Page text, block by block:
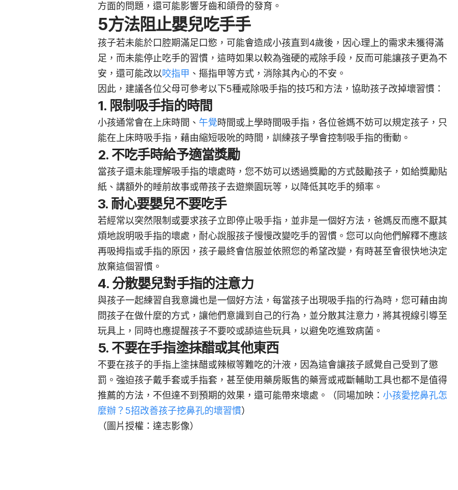
方面的問題，還可能影響牙齒和頜骨的發育。
5方法阻止嬰兒吃手手
孩子若未能於口腔期滿足口慾，可能會造成小孩直到4歲後，因心理上的需求未獲得滿
足，而未能停止吃手的習慣，這時如果以較為強硬的戒除手段， 反而可能讓孩子更為不
安，還可能改以咬指甲 、摳指甲等方式，消除其內心的不安。
因此，建議各位父母可參考以下5種戒除吸手指的技巧和方法，協助孩子改掉壞習慣：
1. 限制吸手指的時間
小孩通常會在上床時間、 午覺時間或上學時間吸手指，各位爸媽不妨可以規定孩子，只
能在上床時吸手指，藉由縮短吸吮的時間，訓練孩子學會控制吸手指的衝動。
2. 不吃手時給予適當獎勵
當孩子還未能理解吸手指的壞處時，您不妨可以透過獎勵的方式鼓勵孩子，如給獎勵貼
紙、講額外的睡前故事或帶孩子去遊樂園玩等，以降低其吃手的頻率。
3. 耐心要嬰兒不要吃手
若經常以突然限制或要求孩子立即停止吸手指，並非是一個好方法，爸媽反而應不厭其
煩地說明吸手指的壞處，耐心說服孩子慢慢改變吃手的習慣。 您可以向他們解釋不應該
再吸拇指或手指的原因，孩子最終會信服並依照您的希望改變，有時甚至會很快地決定
放棄這個習慣。
4. 分散嬰兒對手指的注意力
與孩子一起練習自我意識也是一個好方法，每當孩子出現吸手指的行為時，您可藉由詢
問孩子在做什麼的方式，讓他們意識到自己的行為，並分散其注意力，將其視線引導至
玩具上，同時也應提醒孩子不要咬或舔這些玩具，以避免吃進致病菌 。
5. 不要在手指塗抹醋或其他東西
不要在孩子的手指上塗抹醋或辣椒等難吃的汁液，因為這會讓孩子感覺自己受到了懲
罰。強迫孩子戴手套或手指套，甚至使用藥房販售的藥膏或戒斷輔助工具也都不是值得
推薦的方法，不但達不到預期的效果，還可能帶來壞處。（同場加映： 小孩愛挖鼻孔怎
麼辦？5招改善孩子挖鼻孔的壞習慣）
（圖片授權：達志影像）